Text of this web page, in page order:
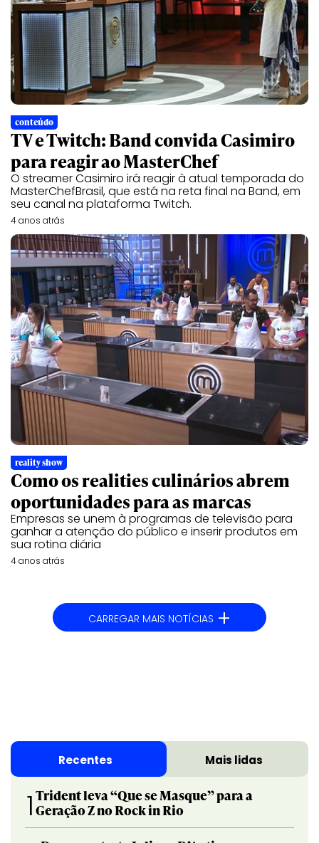
conteúdo
TV e Twitch: Band convida Casimiro
para reagir ao MasterChef
O streamer Casimiro irá reagir à atual temporada do
MasterChefBrasil, que está na reta final na Band, em
seu canal na plataforma Twitch.
4 anos atrás
reality show
Como os realities culinários abrem
oportunidades para as marcas
Empresas se unem à programas de televisão para
ganhar a atenção do público e inserir produtos em
sua rotina diária
4 anos atrás
CARREGAR MAIS NOTÍCIAS +
Recentes Mais lidas
1 Trident leva “Que se Masque” para a
Geração Z no Rock in Rio